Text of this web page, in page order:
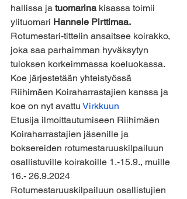
hallissa ja tuomarina kisassa toimii
ylituomari Hannele Pirttimaa.
Rotumestari-tittelin ansaitsee koirakko,
joka saa parhaimman hyväksytyn
tuloksen korkeimmassa koeluokassa.
Koe järjestetään yhteistyössä
Riihimäen Koiraharrastajien kanssa ja
koe on nyt avattu Virkkuun
Etusija ilmoittautumiseen Riihimäen
Koiraharrastajien jäsenille ja
boksereiden rotumestaruuskilpailuun
osallistuville koirakoille 1.-15.9., muille
16.- 26.9.2024
Rotumestaruuskilpailuun osallistujien